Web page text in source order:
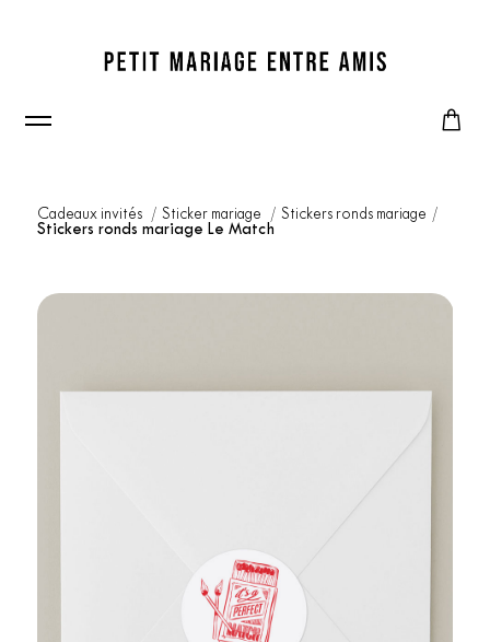
Cadeaux invités Sticker mariage
Stickers ronds mariage
Stickers ronds mariage Le Match